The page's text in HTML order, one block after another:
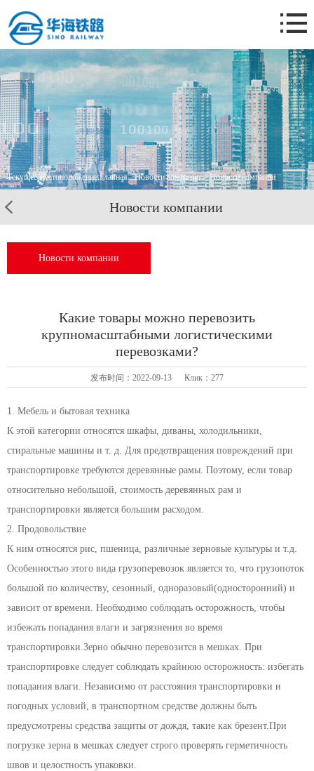
Главная
О нас.
Деятельность компании
Новости компании
Бизнес-кейс
Контакты
Текущее местоположение:Главная>Новости компании> Новости компании
Новости компании
Новости компании
Какие товары можно перевозить
крупномасштабными логистическими
перевозками?
发布时间：2022-09-13 Клик：277
1. Мебель и бытовая техника
К этой категории относятся шкафы, диваны, холодильники,
стиральные машины и т. д. Для предотвращения повреждений при
транспортировке требуются деревянные рамы. Поэтому, если товар
относительно небольшой, стоимость деревянных рам и
транспортировки является большим расходом.
2. Продовольствие
К ним относятся рис, пшеница, различные зерновые культуры и т.д.
Особенностью этого вида грузоперевозок является то, что грузопоток
большой по количеству, сезонный, одноразовый(односторонний) и
зависит от времени. Необходимо соблюдать осторожность, чтобы
избежать попадания влаги и загрязнения во время
транспортировки.Зерно обычно перевозится в мешках. При
транспортировке следует соблюдать крайнюю осторожность: избегать
попадания влаги. Независимо от расстояния транспортировки и
погодных условий, в транспортном средстве должны быть
предусмотрены средства защиты от дождя, такие как брезент.При
погрузке зерна в мешках следует строго проверять герметичность
швов и целостность упаковки.